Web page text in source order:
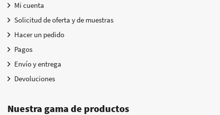
Mi cuenta
Solicitud de oferta y de muestras
Hacer un pedido
Pagos
Envío y entrega
Devoluciones
Nuestra gama de productos